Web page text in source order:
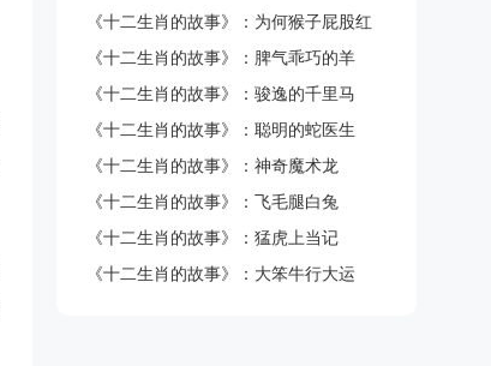
《十二生肖的故事》：为何猴子屁股红
《十二生肖的故事》：脾气乖巧的羊
《十二生肖的故事》：骏逸的千里马
《十二生肖的故事》：聪明的蛇医生
《十二生肖的故事》：神奇魔术龙
《十二生肖的故事》：飞毛腿白兔
《十二生肖的故事》：猛虎上当记
《十二生肖的故事》：大笨牛行大运